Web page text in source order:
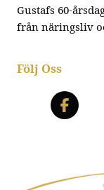
Gustafs 60-
från näringsliv
Följ Oss